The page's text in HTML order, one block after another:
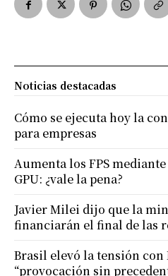
Noticias destacadas
Cómo se ejecuta hoy la
para empresas
Aumenta los FPS
GPU: ¿vale la pena?
Javier Milei dijo que la
financiarán el final de las
Brasil elevó la tensión
“provocación sin